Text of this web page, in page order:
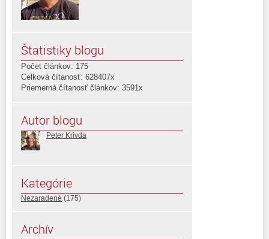
Štatistiky blogu
Počet článkov: 175
Celková čítanosť: 628407x
Priemerná čítanosť článkov: 3591x
Autor blogu
Peter Krivda
Kategórie
Nezaradené (175)
Archív